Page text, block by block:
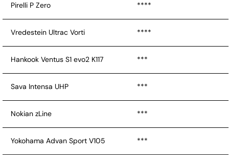
Pirelli P Zero ****
Vredestein Ultrac Vorti ****
Hankook Ventus S1 evo2 K117 ***
Sava Intensa UHP ***
Nokian zLine ***
Yokohama Advan Sport V105 ***